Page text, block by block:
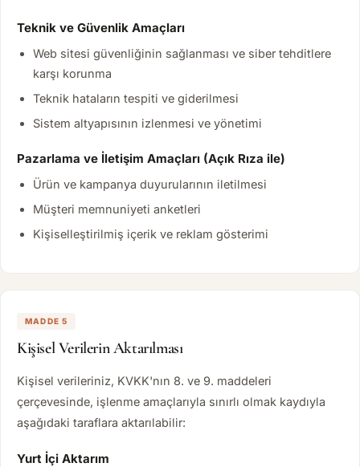
Teknik ve Güvenlik Amaçları
Web sitesi güvenliğinin sağlanması ve siber tehditlere
karşı korunma
Teknik hataların tespiti ve giderilmesi
Sistem altyapısının izlenmesi ve yönetimi
Pazarlama ve İletişim Amaçları (Açık Rıza ile)
Ürün ve kampanya duyurularının iletilmesi
Müşteri memnuniyeti anketleri
Kişiselleştirilmiş içerik ve reklam gösterimi
MADDE 5
Kişisel Verilerin Aktarılması
Kişisel verileriniz, KVKK'nın 8. ve 9. maddeleri
çerçevesinde, işlenme amaçlarıyla sınırlı olmak kaydıyla
aşağıdaki taraflara aktarılabilir:
Yurt İçi Aktarım